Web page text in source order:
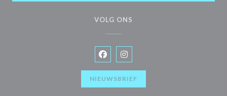
VOLG ONS
Facebook ((opent in een nieuw
Instagram ((opent in een
NIEUWSBRIEF